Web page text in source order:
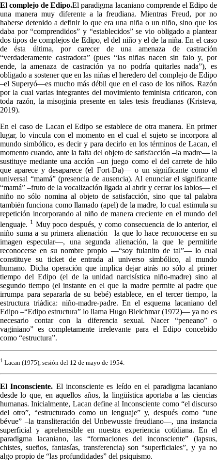
El complejo de Edipo.El paradigma lacaniano comprende el Edipo de
una manera muy diferente a la freudiana. Mientras Freud, por no
haberse detenido a definir lo que era una niña o un niño, sino que los
daba por “comprendidos” y “establecidos” se vio obligado a plantear
dos tipos de complejos de Edipo, el del niño y el de la niña. En el caso
de ésta última, por carecer de una amenaza de castración
“verdaderamente castradora” (pues “las niñas nacen sin falo y, por
ende, la amenaza de castración ya no podría quitarles nada”), es
obligado a sostener que en las niñas el heredero del complejo de Edipo
–el Superyó—es mucho más débil que en el caso de los niños. Razón
por la cual varias integrantes del movimiento feminista criticaron, con
toda razón, la misoginia presente en tales tesis freudianas (Kristeva,
2019).
En el caso de Lacan el Edipo se establece de otra manera. En primer
lugar, lo vincula con el momento en el cual el sujeto se incorpora al
mundo simbólico, es decir y para decirlo en los términos de Lacan, el
momento cuando, ante la falta del objeto de satisfacción –la madre— la
sustituye mediante una acción –un juego como el del carrete de hilo
que aparece y desaparece (el Fort-Da)— o un significante como el
universal “mamá” (presencia de ausencia). Al enunciar el significante
“mamá” –fruto de la vocalización ligada al abrir y cerrar los labios— el
niño no sólo nomina al objeto de satisfacción, sino que tal palabra
también funciona como llamado (apel) de la madre, lo cual estimula su
repetición incorporando al niño de manera creciente en el mundo del
lenguaje. 1 Muy poco después, y como consecuencia de lo anterior, el
niño suma a su primera alienación –la que lo hace reconocerse en su
imagen especular—, una segunda alienación, la que le permitirle
reconocerse en su nombre propio —“soy fulanito de tal”— lo cual
constituye su ticket de entrada al universo simbólico, al mundo
humano. Dicha operación que implica dejar atrás no sólo al primer
tiempo del Edipo (el de la unidad narcisística niño-madre) sino al
segundo tiempo (el instante en el que la madre permite al padre que
irrumpa para separarla de su bebé) establece, en el tercer tiempo, la
estructura triádica: niño-madre-padre. En el esquema lacaniano del
Edipo –“Edipo estructura” lo llama Hugo Bleichmar (1972)— ya no es
necesario contar con la diferencia sexual. Nacer “peneano” o
vaginiano” es completamente irrelevante para el Edipo concebido
como “estructura”.
1 Lacan (1975), sesión del 12 de mayo de 1954.
El Inconsciente. El inconsciente es leído en el paradigma lacaniano
desde lo que, en aquellos años, la lingüística aportaba a las ciencias
humanas. Inicialmente, Lacan define al Inconsciente como “el discurso
del otro”, “estructurado como un lenguaje” y, después como “une
bévue” –la transliteración del Unbewusste freudiano—, una instancia
superficial y aprehensible en nuestra experiencia cotidiana. En el
paradigma lacaniano, las “formaciones del inconsciente” (lapsus,
chistes, sueños, fantasías, transferencia) son “superficiales”, y ya no
algo propio de “las profundidades” del psiquismo.